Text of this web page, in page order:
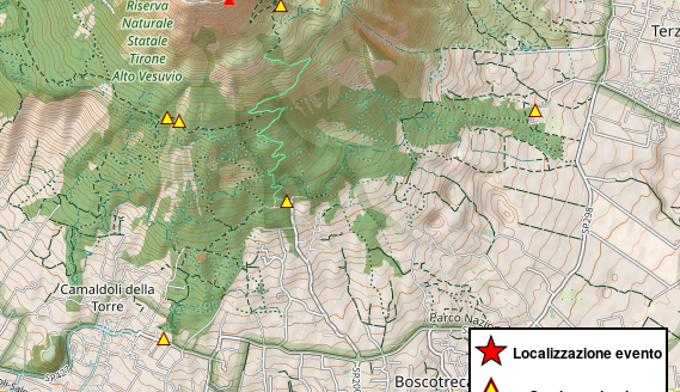
Coda
11 s
Localizzazione evento